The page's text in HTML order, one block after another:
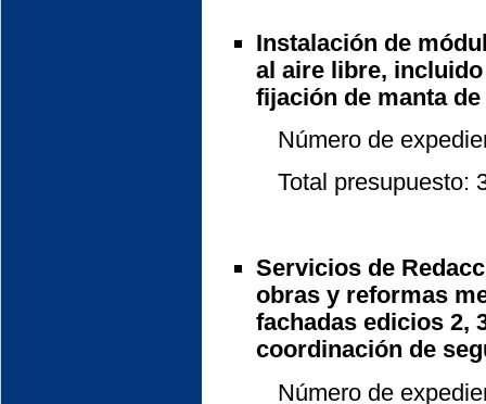
Instalación de
al aire libre,
fijación de manta
Número de
Total presupuesto:
Servicios de
obras y reformas
fachadas edicios 2,
coordinación de
Número de